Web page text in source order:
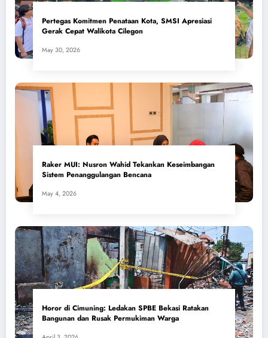
Pertegas Komitmen Penataan Kota, SMSI Apresiasi
Gerak Cepat Walikota Cilegon
May 30, 2026
​Raker MUI: Nusron Wahid Tekankan Keseimbangan
Sistem Penanggulangan Bencana
May 4, 2026
Horor di Cimuning: Ledakan SPBE Bekasi Ratakan
Bangunan dan Rusak Permukiman Warga